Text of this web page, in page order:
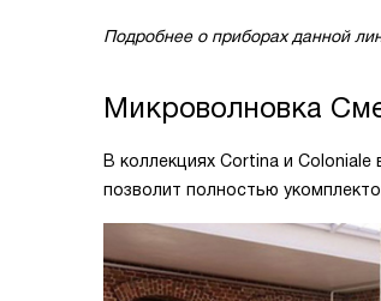
Подробнее о приборах данной
Микроволновка
В коллекциях Cortina и
позволит полностью